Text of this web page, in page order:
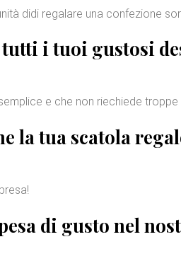
didi regalare una confezione
i tuoi gustosi
e che non riechiede troppe
la tua scatola
di gusto nel